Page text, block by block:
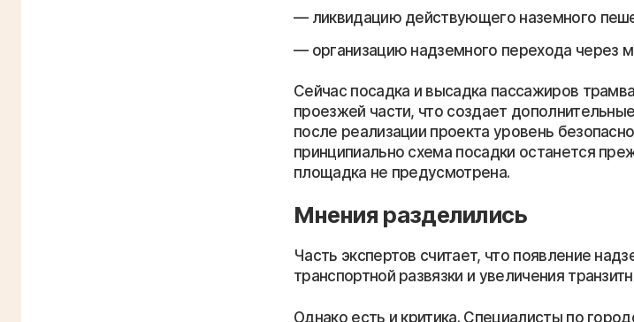
ликвидацию действующего наземного
организацию надземного перехода через
Сейчас посадка и высадка пассажиров
проезжей части, что создает
после реализации проекта уровень
принципиально схема посадки останется
площадка не предусмотрена.
Мнения разделились
Часть экспертов считает, что появление
транспортной развязки и увеличения
Однако есть и критика. Специалисты по